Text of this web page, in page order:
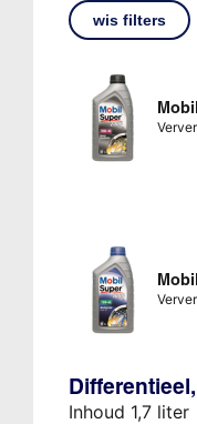
wis filters
Inhoud 1,7 liter